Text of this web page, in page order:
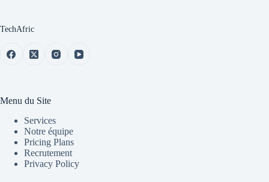
TechAfric
Menu du Site
Services
Notre équipe
Pricing Plans
Recrutement
Privacy Policy